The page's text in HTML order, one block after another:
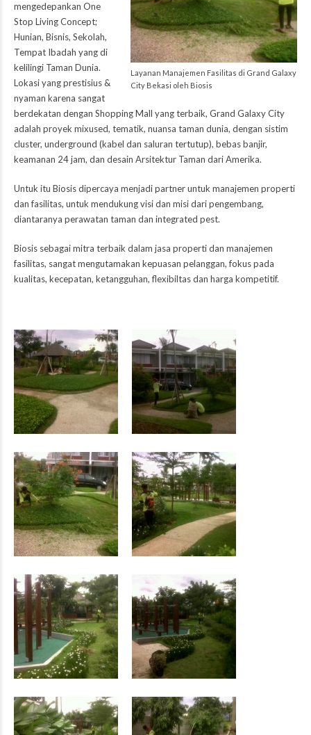
Layanan Manajemen Fasilitas di Grand Galaxy
City Bekasi oleh Biosis
mengedepankan One
Stop Living Concept;
Hunian, Bisnis, Sekolah,
Tempat Ibadah yang di
kelilingi Taman Dunia.
Lokasi yang prestisius &
nyaman karena sangat
berdekatan dengan Shopping Mall yang terbaik, Grand Galaxy City
adalah proyek mixused, tematik, nuansa taman dunia, dengan sistim
cluster, underground (kabel dan saluran tertutup), bebas banjir,
keamanan 24 jam, dan desain Arsitektur Taman dari Amerika.
Untuk itu Biosisdipercaya menjadi partner untuk manajemen properti
dan fasilitas, untuk mendukung visi dan misi dari pengembang,
diantaranya perawatan taman dan integrated pest.
Biosis sebagai mitra terbaik dalam jasa properti dan manajemen
fasilitas, sangat mengutamakan kepuasan pelanggan, fokus pada
kualitas, kecepatan, ketangguhan, flexibiltas dan harga kompetitif.